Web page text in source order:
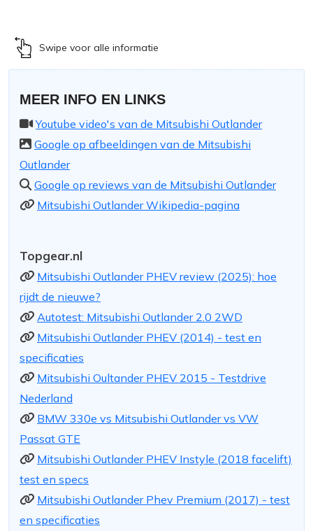
Swipe voor alle informatie
MEER INFO EN LINKS
Youtube video's van de Mitsubishi Outlander
Google op afbeeldingen van de Mitsubishi
Outlander
Google op reviews van de Mitsubishi Outlander
Mitsubishi Outlander Wikipedia-pagina
Topgear.nl
Mitsubishi Outlander PHEV review (2025): hoe
rijdt de nieuwe?
Autotest: Mitsubishi Outlander 2.0 2WD
Mitsubishi Outlander PHEV (2014) - test en
specificaties
Mitsubishi Oultander PHEV 2015 - Testdrive
Nederland
BMW 330e vs Mitsubishi Outlander vs VW
Passat GTE
Mitsubishi Outlander PHEV Instyle (2018 facelift)
test en specs
Mitsubishi Outlander Phev Premium (2017) - test
en specificaties